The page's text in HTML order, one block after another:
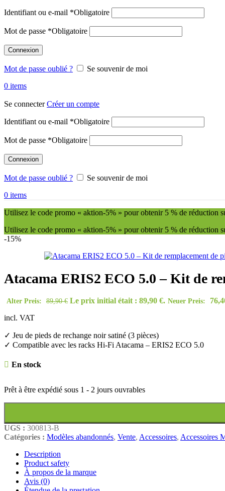
Identifiant ou e-mail *Obligatoire
Mot de passe *Obligatoire
Connexion
Mot de passe oublié ?
Se souvenir de moi
0 items
Se connecterCréer un compte
Identifiant ou e-mail *Obligatoire
Mot de passe *Obligatoire
Connexion
Mot de passe oublié ?
Se souvenir de moi
0 items
Utilisez le code promo « aktion-5% » pour obtenir 5 % de réduction
Utilisez le code promo « aktion-5% » pour obtenir 5 % de réduction
-15%
Atacama ERIS2 ECO 5.0 – Kit de
Alter Preis: 89,90€ Le prix initial était : 89,90 €. Neuer Preis:
incl. VAT
✓ Jeu de pieds de rechange noir satiné (3 pièces)
✓ Compatible avec les racks Hi-Fi Atacama – ERIS2 ECO 5.0
En stock
Prêt à être expédié sous 1 - 2 jours ouvrables
UGS : 300813-B
Catégories : Modèles abandonnés, Vente, Accessoires, Accessoires
Description
Product safety
À propos de la marque
Avis (0)